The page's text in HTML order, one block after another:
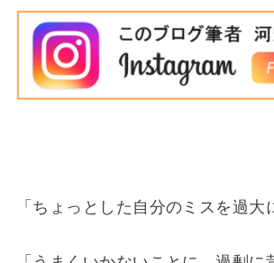
「ちょっとした自分のミスを過大